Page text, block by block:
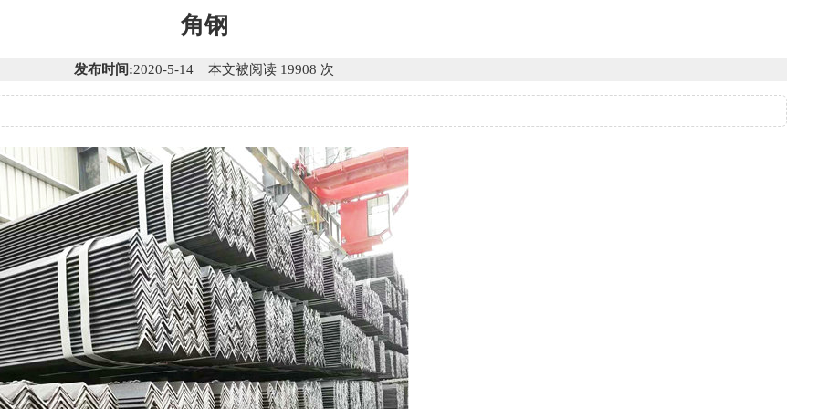
角钢
发布时间:2020-5-14 本文被阅读 19908 次